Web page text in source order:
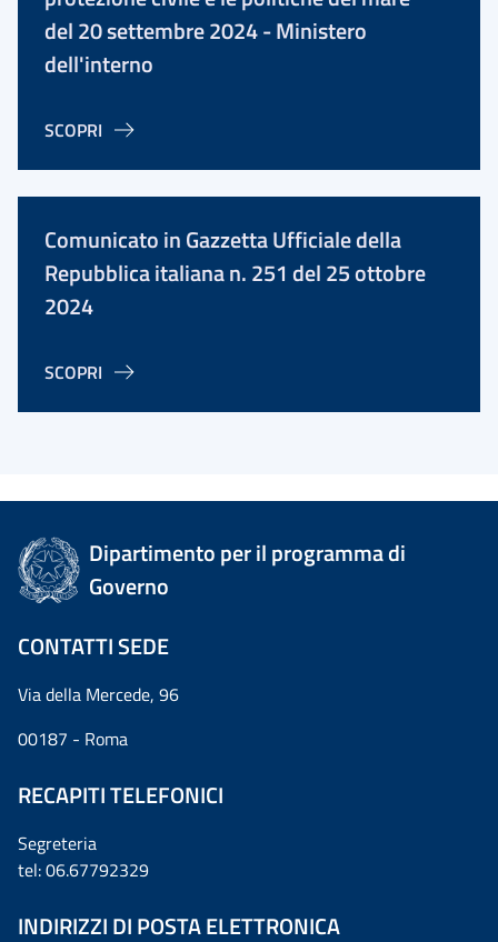
del 20 settembre 2024 - Ministero
dell'interno
SCOPRI
Comunicato in Gazzetta Ufficiale della
Repubblica italiana n. 251 del 25 ottobre
2024
SCOPRI
Dipartimento per il programma di
Governo
CONTATTI SEDE
Via della Mercede, 96
00187 - Roma
RECAPITI TELEFONICI
Segreteria
tel: 06.67792329
INDIRIZZI DI POSTA ELETTRONICA